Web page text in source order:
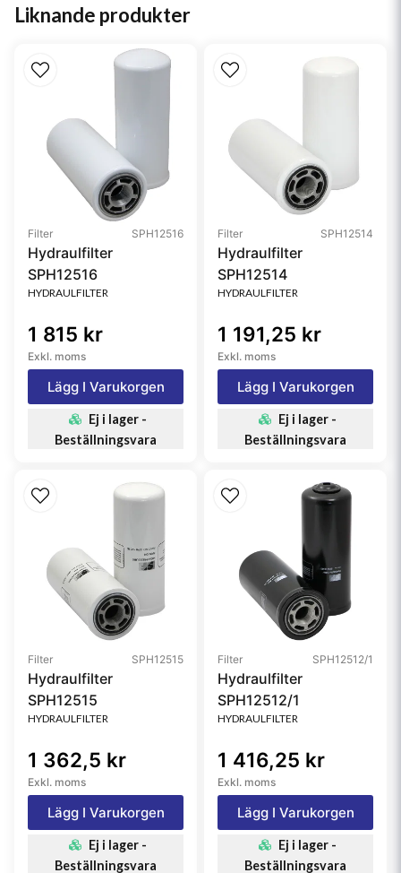
Liknande produkter
Filter SPH12516
Hydraulfilter
SPH12516
HYDRAULFILTER
1 815 kr
Exkl. moms
Lägg I Varukorgen
Ej i lager -
Beställningsvara
Filter SPH12514
Hydraulfilter
SPH12514
HYDRAULFILTER
1 191,25 kr
Exkl. moms
Lägg I Varukorgen
Ej i lager -
Beställningsvara
Filter SPH12515
Hydraulfilter
SPH12515
HYDRAULFILTER
1 362,5 kr
Exkl. moms
Lägg I Varukorgen
Ej i lager -
Beställningsvara
Filter SPH12512/1
Hydraulfilter
SPH12512/1
HYDRAULFILTER
1 416,25 kr
Exkl. moms
Lägg I Varukorgen
Ej i lager -
Beställningsvara